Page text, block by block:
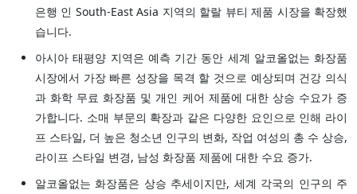
은행 인 South-East Asia 지역의 할랄 뷰티 제품 시장을 확장했
습니다.
아시아 태평양 지역은 예측 기간 동안 세계 알코올없는 화장품
시장에서 가장 빠른 성장을 목격 할 것으로 예상되며 건강 의식
과 화학 무료 화장품 및 개인 케어 제품에 대한 상승 수요가 증
가합니다. 소매 부문의 확장과 같은 다양한 요인으로 인해 라이
프 스타일, 더 높은 청소년 인구의 변화, 작업 여성의 총 수 상승,
라이프 스타일 변경, 남성 화장품 제품에 대한 수요 증가.
알코올없는 화장품은 상승 추세이지만, 세계 각국의 인구의 주